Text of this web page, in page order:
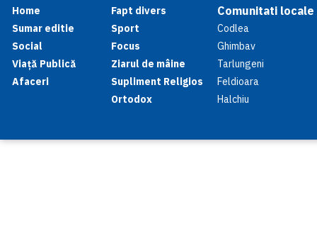
Home
Sumar editie
Social
Viață Publică
Afaceri
Fapt divers
Sport
Focus
Ziarul de mâine
Supliment Religios
Ortodox
Comunitati locale
Codlea
Ghimbav
Tarlungeni
Feldioara
Halchiu